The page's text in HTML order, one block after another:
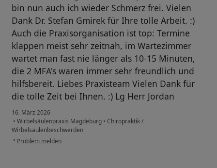
bin nun auch ich wieder Schmerz frei. Vielen
Dank Dr. Stefan Gmirek für Ihre tolle Arbeit. :)
Auch die Praxisorganisation ist top: Termine
klappen meist sehr zeitnah, im Wartezimmer
wartet man fast nie länger als 10-15 Minuten,
die 2 MFA's waren immer sehr freundlich und
hilfsbereit. Liebes Praxisteam Vielen Dank für
die tolle Zeit bei Ihnen. :) Lg Herr Jordan
16. März 2026
• Wirbelsäulenpraxis Magdeburg • Chiropraktik /
Wirbelsäulenbeschwerden
• Problem melden